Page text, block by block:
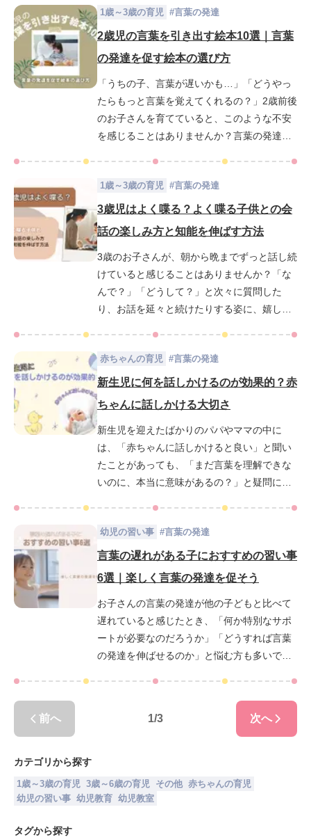
詳しく解説しますので、ぜひ最後まで読んで
みてください。
り、親の言葉にしっかり反応しているのを見
ると、「発達が遅れているのでは？」と焦る
気持ちが生まれることもあるでしょう。赤ち
ゃんの言葉の発達には個人差があり成長のス
ピードはそれぞれ異なります。しかし、1歳
11ヶ月の赤ちゃんの発達の目安を知ること
で、わが子の成長を冷静に見守りながら必要
に応じた働きかけができるようになります。
についても紹介します。子どもの成長に不安
を感じている方が少しでも安心して育児がで
きるためのヒントが得られる内容となってい
ますので、ぜひ最後までご覧ください。
1歳～3歳の育児 #言葉の発達
2歳児の言葉を引き出す絵本10選｜言葉
の発達を促す絵本の選び方
「うちの子、言葉が遅いかも…」「どうやっ
たらもっと言葉を覚えてくれるの？」2歳前後
のお子さんを育てていると、このような不安
を感じることはありませんか？言葉の発達に
ます。その中でも、親子で楽しめる「絵本の
読み聞かせ」は言葉を覚える大きな手助けに
なると言われています。この記事では、2歳児
の言葉の発達に効果的な絵本の選び方や、言
葉を引き出すおすすめの絵本10選をご紹介し
ます。さらに絵本を活用した「言葉を引き出
す読み聞かせのコツ」もお伝えするので、
「どんな絵本を選べばいいの？」と悩んでい
1歳～3歳の育児 #言葉の発達
3歳児はよく喋る？よく喋る子供との会
話の楽しみ方と知能を伸ばす方法
3歳のお子さんが、朝から晩までずっと話し続
けていると感じることはありませんか？「な
んで？」「どうして？」と次々に質問した
り、お話を延々と続けたりする姿に、嬉しさ
む「言葉の爆発期」と呼ばれる時期。語彙力
が急成長し、どんどん言葉を覚え、自分の考
し、「なぜこんなに喋るの？」「会話の中で
どんな対応をすればいいの？」と疑問に思う
保護者の方も多いでしょう。この記事では、3
歳児の会話のレベルや「よく喋る理由」を解
説しながら、子どもとの会話を楽しむコツや
赤ちゃんの育児 #言葉の発達
新生児に何を話しかけるのが効果的？赤
ちゃんに話しかける大切さ
新生児を迎えたばかりのパパやママの中に
は、「赤ちゃんに話しかけると良い」と聞い
たことがあっても、「まだ言葉を理解できな
いのに、本当に意味があるの？」と疑問に思
話しかければよいのか分からず、戸惑うこと
もあるでしょう。しかし、赤ちゃんに話しか
基礎を築く上でとても重要な役割を果たしま
す。さらに、ママやパパの声を通じて赤ちゃ
んは安心感を得たり、親子の絆を深めたりす
ることにもつながります。この記事では、新
生児に話しかけることの大切さやその効果、
幼児の習い事 #言葉の発達
言葉の遅れがある子におすすめの習い事
6選｜楽しく言葉の発達を促そう
お子さんの言葉の発達が他の子どもと比べて
遅れていると感じたとき、「何か特別なサポ
ートが必要なのだろうか」「どうすれば言葉
の発達を伸ばせるのか」と悩む方も多いでし
の特徴やメリットを詳しく解説します。ま
た、習い事選びのポイントや家庭での取り組
子さんの成長をサポートするヒントを一緒に
見つけましょう。ぜひ最後までご覧くださ
前へ 1/3 次へ
カテゴリから探す
1歳～3歳の育児 3歳～6歳の育児 その他 赤ちゃんの育児
幼児の習い事 幼児教育 幼児教室
タグから探す